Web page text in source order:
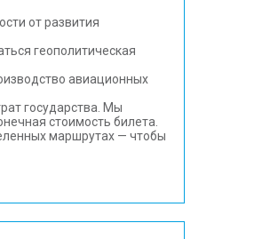
от развития
геополитическая
авиационных
государства. Мы
стоимость билета.
маршрутах — чтобы